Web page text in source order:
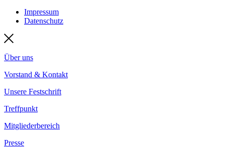
Impressum
Datenschutz
Über uns
Vorstand & Kontakt
Unsere Festschrift
Treffpunkt
Mitgliederbereich
Presse